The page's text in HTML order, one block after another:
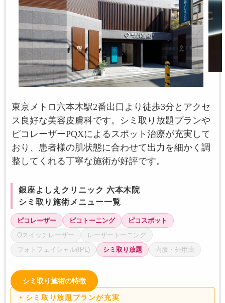
東京メトロ六本木駅2番出口より徒歩3分とアクセ
ス良好な美容皮膚科です。シミ取り放題プランや
ピコレーザーPQXによるスポット治療が充実して
おり、患者様の肌状態に合わせて出力を細かく調
整してくれる丁寧な施術が好評です。
銀座よしえクリニック 六本木院
シミ取り施術メニュー一覧
ピコレーザー ピコトーニング
ピコスポット
Qスイッチレーザー
レーザートーニング
フォトフェイシャル(IPL)
シミ取り放題 内服・外用薬
シミ取り施術の特徴
シミ取り放題プランが充実